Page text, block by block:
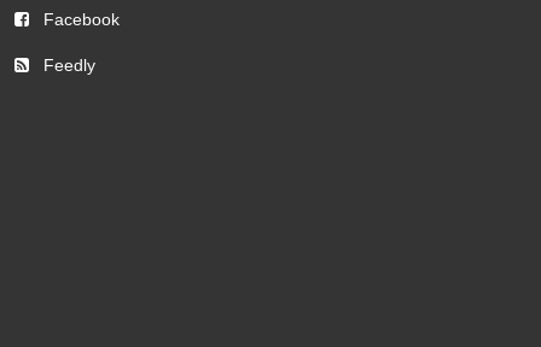
Facebook
Feedly